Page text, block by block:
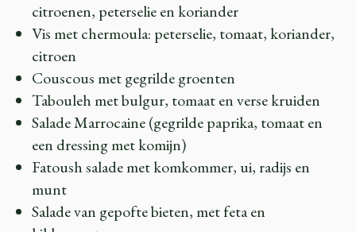
citroenen, peterselie en koriander
Vis met chermoula: peterselie, tomaat, koriander,
citroen
Couscous met gegrilde groenten
Tabouleh met bulgur, tomaat en verse kruiden
Salade Marrocaine (gegrilde paprika, tomaat en
een dressing met komijn)
Fatoush salade met komkommer, ui, radijs en
munt
Salade van gepofte bieten, met feta en